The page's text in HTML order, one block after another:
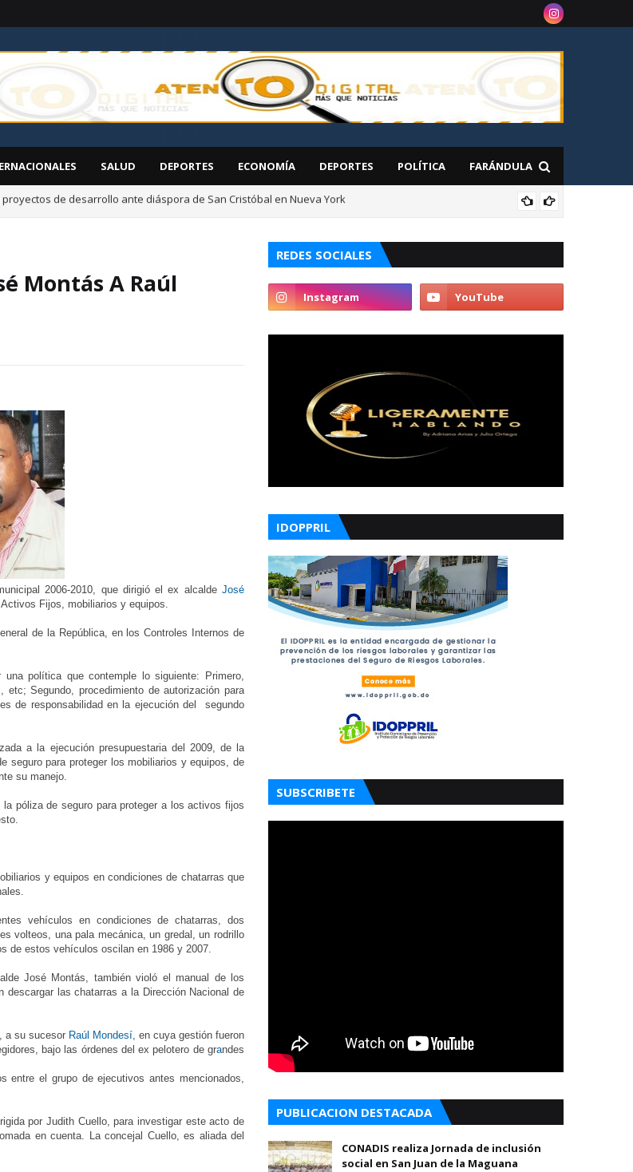
SALUD DEPORTES ECONOMÍA DEPORTES POLÍTICA FARÁNDULA
social "CONADIS para Todos" en San Juan de la Maguana
Montás A Raúl
2006-2010, que dirigió el ex alcaldeJosé
Fijos, mobiliarios y equipos.
de la República, en los Controles Internos de
política que contemple lo siguiente: Primero,
Segundo, procedimiento de autorización para
de responsabilidad en la ejecución del segundo
a la ejecución presupuestaria del 2009, de la
seguro para proteger los mobiliarios y equipos, de
su manejo.
póliza de seguro para proteger a los activos fijos
y equipos en condiciones de chatarras que
vehículos en condiciones de chatarras, dos
volteos, una pala mecánica, un gredal, un rodrillo
de estos vehículos oscilan en 1986 y 2007.
José Montás, también violó el manual de los
descargar las chatarras a la Dirección Nacional de
a su sucesor Raúl Mondesí, en cuya gestión fueron
bajo las órdenes del ex pelotero de grandes
entre el grupo de ejecutivos antes mencionados,
por Judith Cuello, para investigar este acto de
en cuenta. La concejal Cuello, es aliada del
REDES SOCIALES
IDOPPRIL
SUBSCRIBETE
PUBLICACION DESTACADA
CONADIS realiza Jornada de inclusión
social en San Juan de la Maguana